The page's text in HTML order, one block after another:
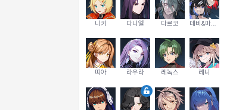
니키 다니엘 다르코
띠아 라우라 레녹스 레니